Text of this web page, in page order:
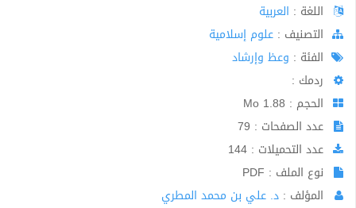
اللغة : العربية
اﻟﺘﺼﻨﻴﻒ : علوم إسلامية
الفئة : وعظ وإرشاد
ردمك :
الحجم : 1.88 Mo
عدد الصفحات : 79
عدد التحميلات : 144
نوع الملف : PDF
المؤلف : د. علي بن محمد المطري